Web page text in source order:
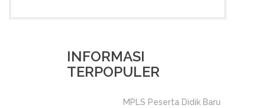
INFORMASI
TERPOPULER
MPLS Peserta Didik Baru